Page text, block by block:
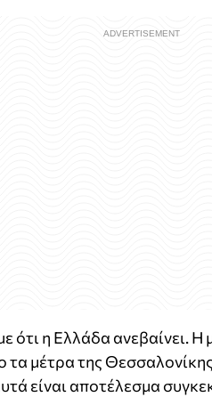
η Ελλάδα ανεβαίνει. Η
τα μέτρα της
είναι αποτέλεσμα